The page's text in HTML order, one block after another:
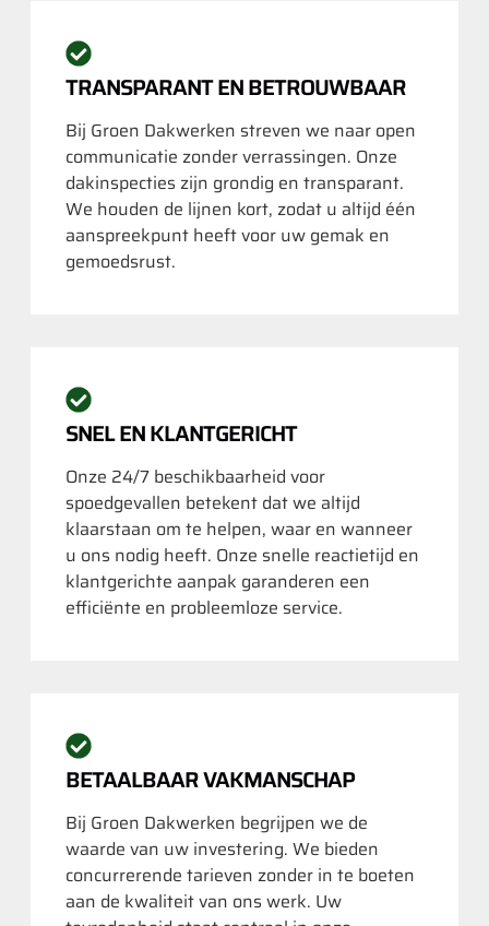
TRANSPARANT EN BETROUWBAAR
Bij Groen Dakwerken streven we naar open
communicatie zonder verrassingen. Onze
dakinspecties zijn grondig en transparant.
We houden de lijnen kort, zodat u altijd één
aanspreekpunt heeft voor uw gemak en
gemoedsrust.
SNEL EN KLANTGERICHT
Onze 24/7 beschikbaarheid voor
spoedgevallen betekent dat we altijd
klaarstaan om te helpen, waar en wanneer
u ons nodig heeft. Onze snelle reactietijd en
klantgerichte aanpak garanderen een
efficiënte en probleemloze service.
BETAALBAAR VAKMANSCHAP
Bij Groen Dakwerken begrijpen we de
waarde van uw investering. We bieden
concurrerende tarieven zonder in te boeten
aan de kwaliteit van ons werk. Uw